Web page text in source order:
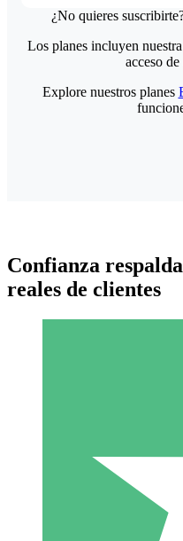
¿No quieres
Paquetes de
Paga según el uso con
Los planes incluyen nuestra
acceso
Explore nuestros planes
Confianza
reales de clientes